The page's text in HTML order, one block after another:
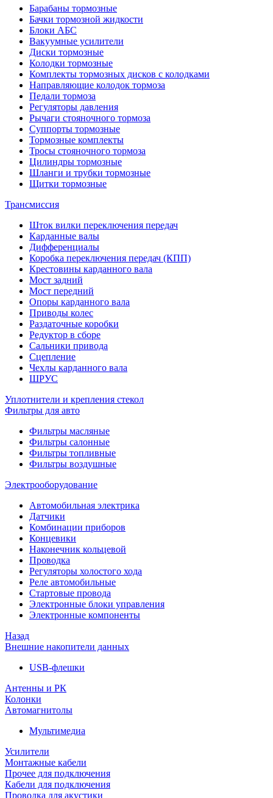
Барабаны тормозные
Бачки тормозной жидкости
Блоки АБС
Вакуумные усилители
Диски тормозные
Колодки тормозные
Комплекты тормозных дисков с колодками
Направляющие колодок тормоза
Педали тормоза
Регуляторы давления
Рычаги стояночного тормоза
Суппорты тормозные
Тормозные комплекты
Тросы стояночного тормоза
Цилиндры тормозные
Шланги и трубки тормозные
Щитки тормозные
Трансмиссия
Шток вилки переключения передач
Карданные валы
Дифференциалы
Коробка переключения передач (КПП)
Крестовины карданного вала
Мост задний
Мост передний
Опоры карданного вала
Приводы колес
Раздаточные коробки
Редуктор в сборе
Сальники привода
Сцепление
Чехлы карданного вала
ШРУС
Уплотнители и крепления стекол
Фильтры для авто
Фильтры масляные
Фильтры салонные
Фильтры топливные
Фильтры воздушные
Электрооборудование
Автомобильная электрика
Датчики
Комбинации приборов
Концевики
Наконечник кольцевой
Проводка
Регуляторы холостого хода
Реле автомобильные
Стартовые провода
Электронные блоки управления
Электронные компоненты
Назад
Внешние накопители данных
USB-флешки
Антенны и РК
Колонки
Автомагнитолы
Мультимедиа
Усилители
Монтажные кабели
Прочее для подключения
Кабели для подключения
Проводка для акустики